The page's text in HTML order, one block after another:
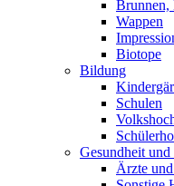
Brunnen,
Wappen
Biotope
Bildung
Schulen
Gesundheit und
Ärzte